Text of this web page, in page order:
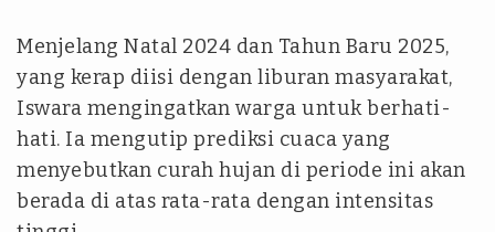
Menjelang Natal 2024 dan Tahun Baru 2025,
yang kerap diisi dengan liburan masyarakat,
Iswara mengingatkan warga untuk berhati-
hati. Ia mengutip prediksi cuaca yang
menyebutkan curah hujan di periode ini akan
berada di atas rata-rata dengan intensitas